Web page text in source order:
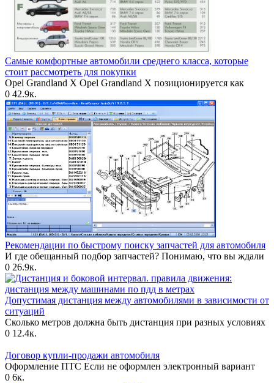
Самые комфортные автомобили среднего класса, которые
стоит рассмотреть для покупки
Opel Grandland X Opel Grandland X позиционируется как
0 42.9к.
Рекомендации по быстрому поиску запчастей для автомобиля
И где обещанный подбор запчастей? Понимаю, что вы ждали
0 26.9к.
Допустимая дистанция между автомобилями в зависимости от
ситуаций
Сколько метров должна быть дистанция при разных условиях
0 12.4к.
Договор купли-продажи автомобиля
Оформление ПТС Если не оформлен электронный вариант
0 6к.